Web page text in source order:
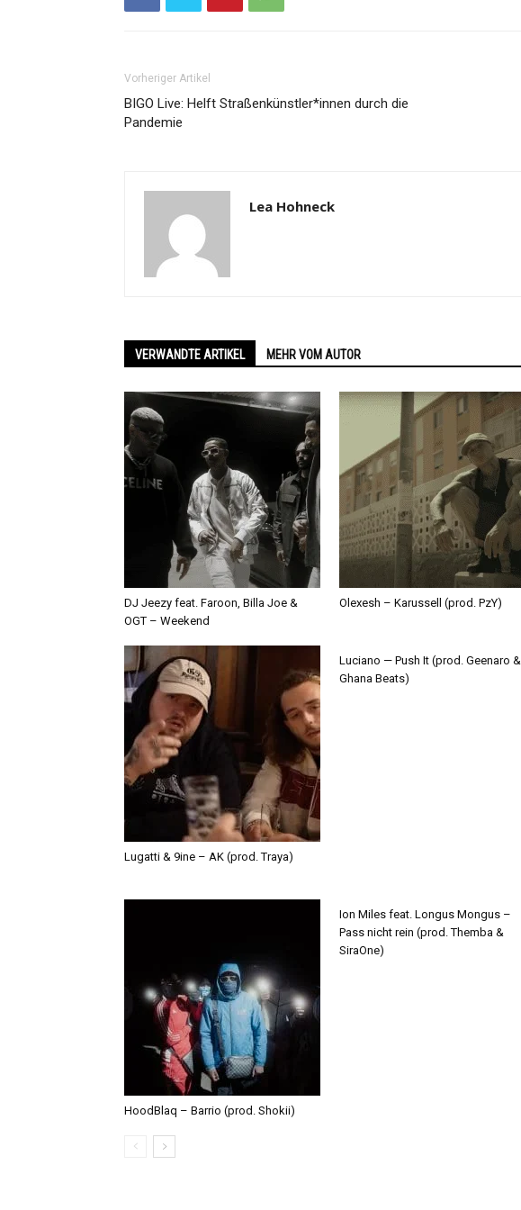
Vorheriger Artikel
BIGO Live: Helft Straßenkünstler*innen durch die
Pandemie
Lea Hohneck
VERWANDTE ARTIKEL MEHR VOM AUTOR
DJ Jeezy feat. Faroon, Billa Joe &
OGT – Weekend
Olexesh – Karussell (prod. PzY)
Lugatti & 9ine – AK (prod. Traya)
Luciano — Push It (prod. Geenaro &
Ghana Beats)
HoodBlaq – Barrio (prod. Shokii)
Ion Miles feat. Longus Mongus –
Pass nicht rein (prod. Themba &
SiraOne)